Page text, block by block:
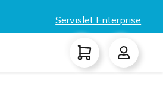
Servislet Enterprise